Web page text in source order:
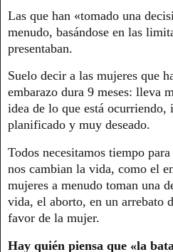
Las que han «tomado una
menudo, basándose en las
presentaban.
Suelo decir a las mujeres que
embarazo dura 9 meses: lleva
idea de lo que está ocurriendo,
planificado y muy deseado.
Todos necesitamos tiempo
nos cambian la vida, como el
mujeres a menudo toman una
vida, el aborto, en un arrebato
favor de la mujer.
Hay quién piensa que «la